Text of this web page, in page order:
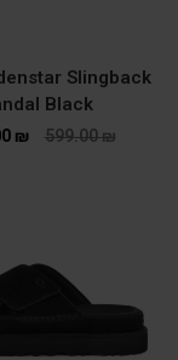
Slingback
Black
599.00₪
₪